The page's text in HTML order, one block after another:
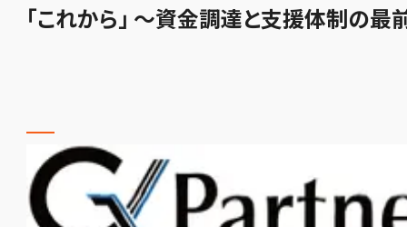
「これから」 〜資金調達と支援体制の最